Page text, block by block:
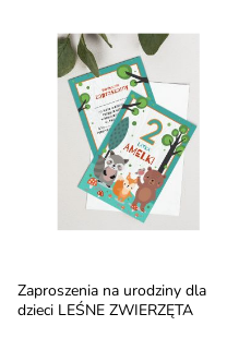
Zaproszenia na urodziny dla
dzieci LEŚNE ZWIERZĘTA